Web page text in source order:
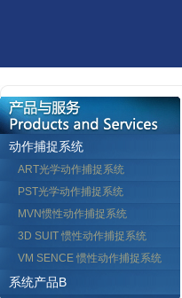
动作捕捉系统
ART光学动作捕捉系统
PST光学动作捕捉系统
MVN惯性动作捕捉系统
3D SUIT 惯性动作捕捉系统
VM SENCE 惯性动作捕捉系统
系统产品B